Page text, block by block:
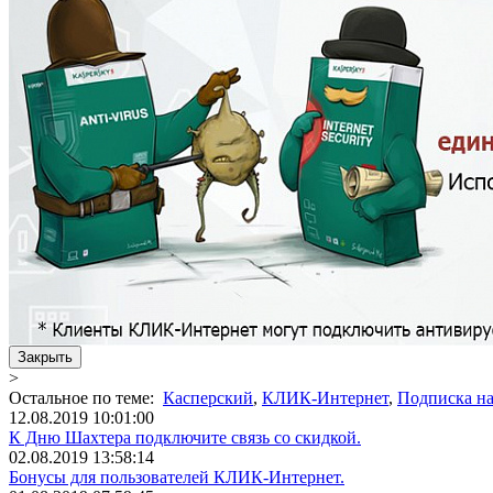
Закрыть
>
Остальное по теме: Касперский, КЛИК-Интернет, Подписка
12.08.2019 10:01:00
К Дню Шахтера подключите связь со скидкой.
02.08.2019 13:58:14
Бонусы для пользователей КЛИК-Интернет.